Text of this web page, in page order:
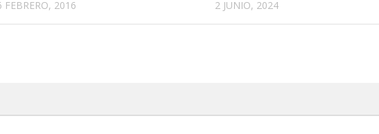
FEBRERO, 2016 2 JUNIO, 2024